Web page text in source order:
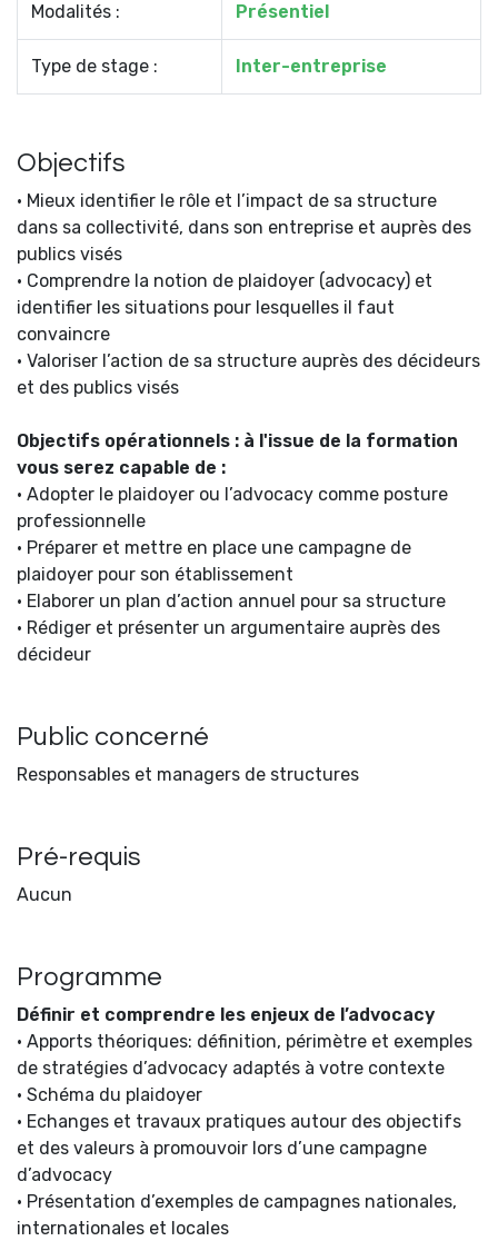
Modalités : Présentiel
Type de stage : Inter-entreprise
Objectifs
• Mieux identifier le rôle et l’impact de sa structure
dans sa collectivité, dans son entreprise et auprès des
publics visés
• Comprendre la notion de plaidoyer (advocacy) et
identifier les situations pour lesquelles il faut
convaincre
• Valoriser l’action de sa structure auprès des décideurs
et des publics visés
Objectifs opérationnels : à l'issue de la formation
vous serez capable de :
• Adopter le plaidoyer ou l’advocacy comme posture
professionnelle
• Préparer et mettre en place une campagne de
plaidoyer pour son établissement
• Elaborer un plan d’action annuel pour sa structure
• Rédiger et présenter un argumentaire auprès des
décideur
Public concerné
Responsables et managers de structures
Pré-requis
Aucun
Programme
Définir et comprendre les enjeux de l’advocacy
• Apports théoriques: définition, périmètre et exemples
de stratégies d’advocacy adaptés à votre contexte
• Schéma du plaidoyer
• Echanges et travaux pratiques autour des objectifs
et des valeurs à promouvoir lors d’une campagne
d’advocacy
• Présentation d’exemples de campagnes nationales,
internationales et locales